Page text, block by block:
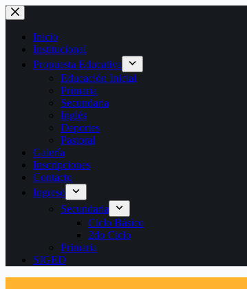
Saltar
al
contenido
Inicio
Institucional
Propuesta Educativa
Educación Inicial
Primaria
Secundaria
Inglés
Deportes
Pastoral
Galería
Inscripciones
Contacto
Ingreso
Secundaria
Ciclo Básico
2do Ciclo
Primaria
SIGED